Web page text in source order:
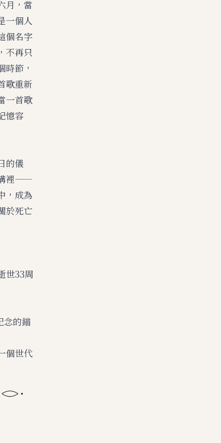
月，當
一個人
個名字
不再只
節，
歌重新
一首歌
憶容
的儀
構裡——
，成為
於死亡
世33周
念的錨
個世代